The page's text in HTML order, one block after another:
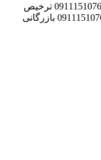
تعرفه حقوق گمرکی دستگاه شانه زنی 09111510767 ترخیص
دستگاه شانه زنی کد تعرفه 84451200 09111510767 بازرگانی